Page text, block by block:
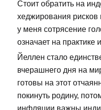
Стоит обратить на
хеджирования рисков
у меня сотрясение
означает на практике
Йеллен стало
вчерашнего дня на
готовы на этот
покинуть родину,
инфляции важны